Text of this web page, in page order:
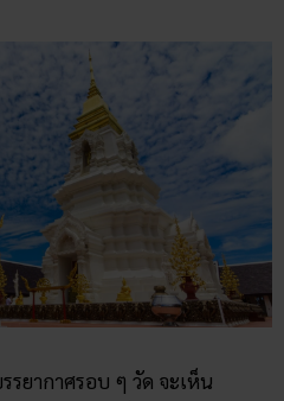
ยากาศรอบ ๆ วัด จะเห็น